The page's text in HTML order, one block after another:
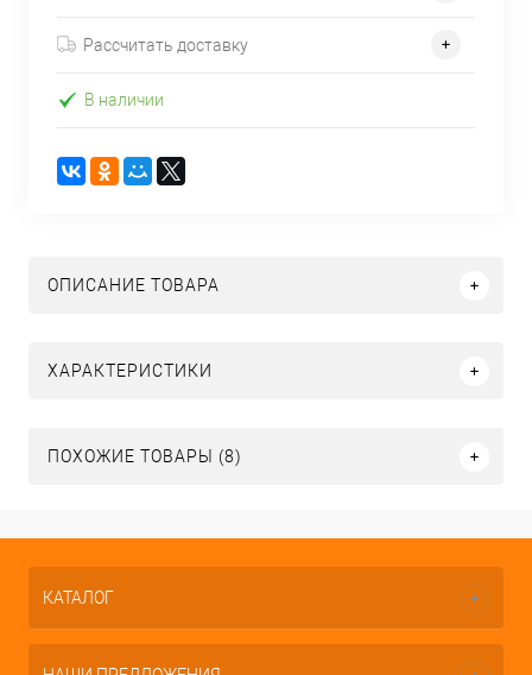
Рассчитать доставку
В наличии
ОПИСАНИЕ ТОВАРА
ХАРАКТЕРИСТИКИ
ПОХОЖИЕ ТОВАРЫ (8)
КАТАЛОГ